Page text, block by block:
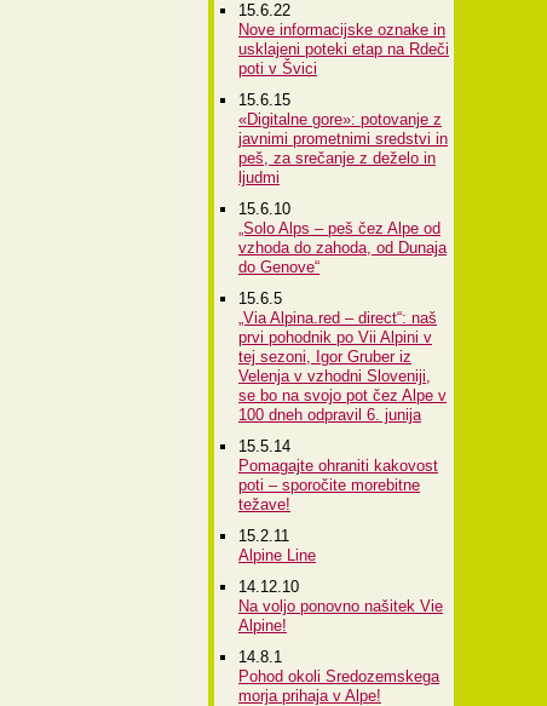
15.6.22
Nove informacijske oznake in
usklajeni poteki etap na Rdeči
poti v Švici
15.6.15
«Digitalne gore»: potovanje z
javnimi prometnimi sredstvi in
peš, za srečanje z deželo in
ljudmi
15.6.10
„Solo Alps – peš čez Alpe od
vzhoda do zahoda, od Dunaja
do Genove“
15.6.5
„Via Alpina.red – direct“: naš
prvi pohodnik po Vii Alpini v
tej sezoni, Igor Gruber iz
Velenja v vzhodni Sloveniji,
se bo na svojo pot čez Alpe v
100 dneh odpravil 6. junija
15.5.14
Pomagajte ohraniti kakovost
poti – sporočite morebitne
težave!
15.2.11
Alpine Line
14.12.10
Na voljo ponovno našitek Vie
Alpine!
14.8.1
Pohod okoli Sredozemskega
morja prihaja v Alpe!